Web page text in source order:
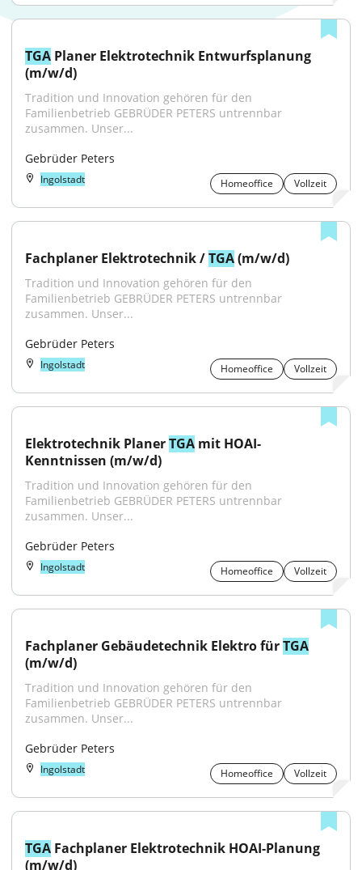
TGA Planer Elektrotechnik Entwurfsplanung
(m/w/d)
Tradition und Innovation gehören für den
Familienbetrieb GEBRÜDER PETERS untrennbar
zusammen. Unser...
Gebrüder Peters
Ingolstadt Homeoffice Vollzeit
Fachplaner Elektrotechnik / TGA (m/w/d)
Tradition und Innovation gehören für den
Familienbetrieb GEBRÜDER PETERS untrennbar
zusammen. Unser...
Gebrüder Peters
Ingolstadt Homeoffice Vollzeit
Elektrotechnik Planer TGA mit HOAI-
Kenntnissen (m/w/d)
Tradition und Innovation gehören für den
Familienbetrieb GEBRÜDER PETERS untrennbar
zusammen. Unser...
Gebrüder Peters
Ingolstadt Homeoffice Vollzeit
Fachplaner Gebäudetechnik Elektro für TGA
(m/w/d)
Tradition und Innovation gehören für den
Familienbetrieb GEBRÜDER PETERS untrennbar
zusammen. Unser...
Gebrüder Peters
Ingolstadt Homeoffice Vollzeit
TGA Fachplaner Elektrotechnik HOAI-Planung
(m/w/d)